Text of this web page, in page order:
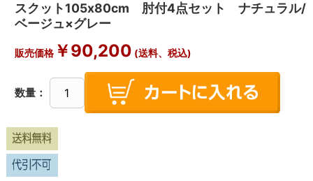
スクット105x80cm 肘付4点セット ナチュラル/
ベージュ×グレー
販売価格￥90,200 (送料、税込)
数量：